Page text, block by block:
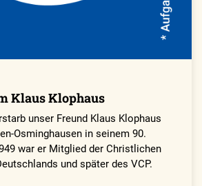
Klaus Klophaus
unser Freund Klaus Klophaus
Osminghausen in seinem 90.
war er Mitglied der Christlichen
und später des VCP.